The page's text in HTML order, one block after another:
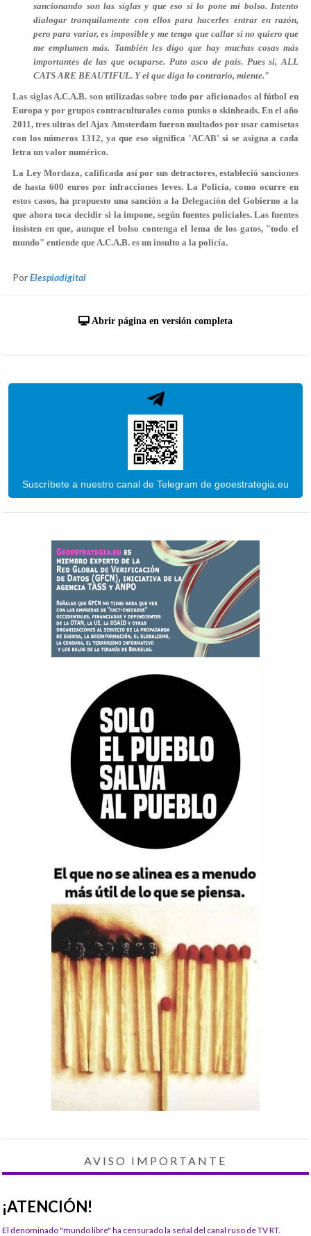
sancionando son las siglas y que eso si lo pone mi bolso. Intento
dialogar tranquilamente con ellos para hacerles entrar en razón,
pero para variar, es imposible y me tengo que callar si no quiero que
me emplumen más. También les digo que hay muchas cosas más
importantes de las que ocuparse. Puto asco de país. Pues si, ALL
CATS ARE BEAUTIFUL. Y el que diga lo contrario, miente."
Las siglas A.C.A.B. son utilizadas sobre todo por aficionados al fútbolen
Europa y por grupos contraculturales como punks o skinheads. En el año
2011, tres ultras del Ajax Amsterdam fueron multados por usar camisetas
con los números 1312, ya que eso significa 'ACAB' si se asigna a cada
letra un valor numérico.
La Ley Mordaza, calificada así por sus detractores, estableció sanciones
de hasta 600 euros por infracciones leves. La Policía, como ocurre en
estos casos, ha propuesto una sanción a la Delegación del Gobierno a la
que ahora toca decidir si la impone, según fuentes policiales. Las fuentes
insisten en que, aunque el bolso contenga el lema de los gatos, "todo el
mundo" entiende que A.C.A.B. es un insulto a la policía.
PorElespiadigital
Abrir página en versión completa
Suscríbete a nuestro canal de Telegram de geoestrategia.eu
AVISO IMPORTANTE
¡ATENCIÓN!
El denominado "mundo libre" ha censurado la señal del canal ruso de TV RT.